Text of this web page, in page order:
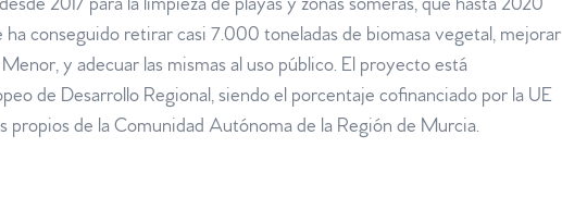
2017 para la limpieza de playas y zonas someras, que hasta 2020
conseguido retirar casi 7.000 toneladas de biomasa vegetal, mejorar
y adecuar las mismas al uso público. El proyecto está
de Desarrollo Regional, siendo el porcentaje cofinanciado por la UE
de la Comunidad Autónoma de la Región de Murcia.